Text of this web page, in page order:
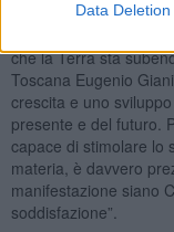
Data Deletion
“Conoscere il pianeta
che la Terra sta
Toscana Eugenio
crescita e uno
presente e del futuro.
capace di stimolare lo
materia, è davvero
manifestazione siano
soddisfazione”.